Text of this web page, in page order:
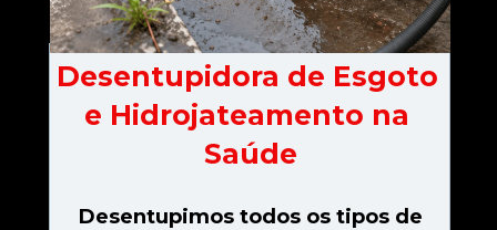
Desentupidora de Esgoto
e Hidrojateamento na
Saúde
Desentupimos todos os tipos de